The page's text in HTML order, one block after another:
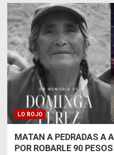
LO ROJO
MATAN A PEDRADAS A
POR ROBARLE 90 PESOS